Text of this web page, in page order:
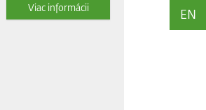
EN
Viac informácii